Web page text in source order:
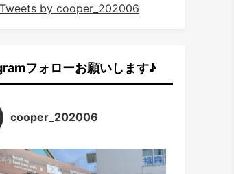
Tweets by cooper_202006
フォローお願いします♪
cooper_202006